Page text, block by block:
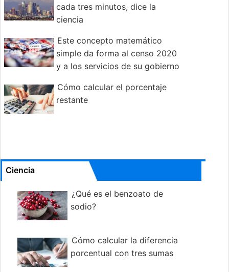
cada tres minutos, dice la
ciencia
Este concepto matemático
simple da forma al censo 2020
y a los servicios de su gobierno
Cómo calcular el porcentaje
restante
Ciencia
¿Qué es el benzoato de
sodio?
Cómo calcular la diferencia
porcentual con tres sumas